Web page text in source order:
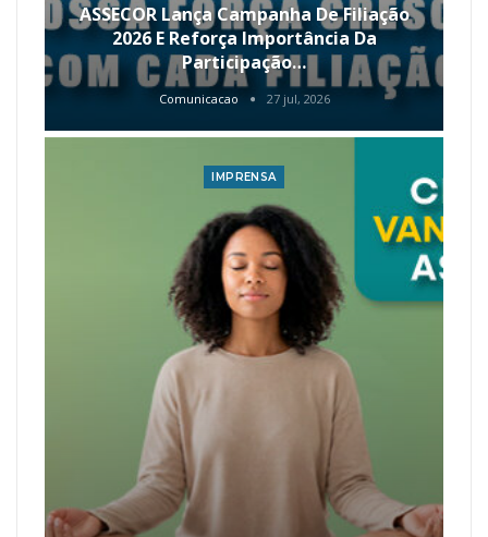
ASSECOR Lança Campanha De Filiação
2026 E Reforça Importância Da
Participação…
Comunicacao 27 jul, 2026
IMPRENSA